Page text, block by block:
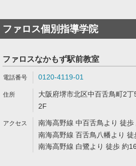
ファロス個別指導学院
ファロスなかもず駅前教室
0120-4119-01
大阪府堺市北区中百舌鳥町2
2F
南海高野線 中百舌鳥より 徒歩
南海高野線 百舌鳥八幡より
南海高野線 白鷺より 徒歩 約